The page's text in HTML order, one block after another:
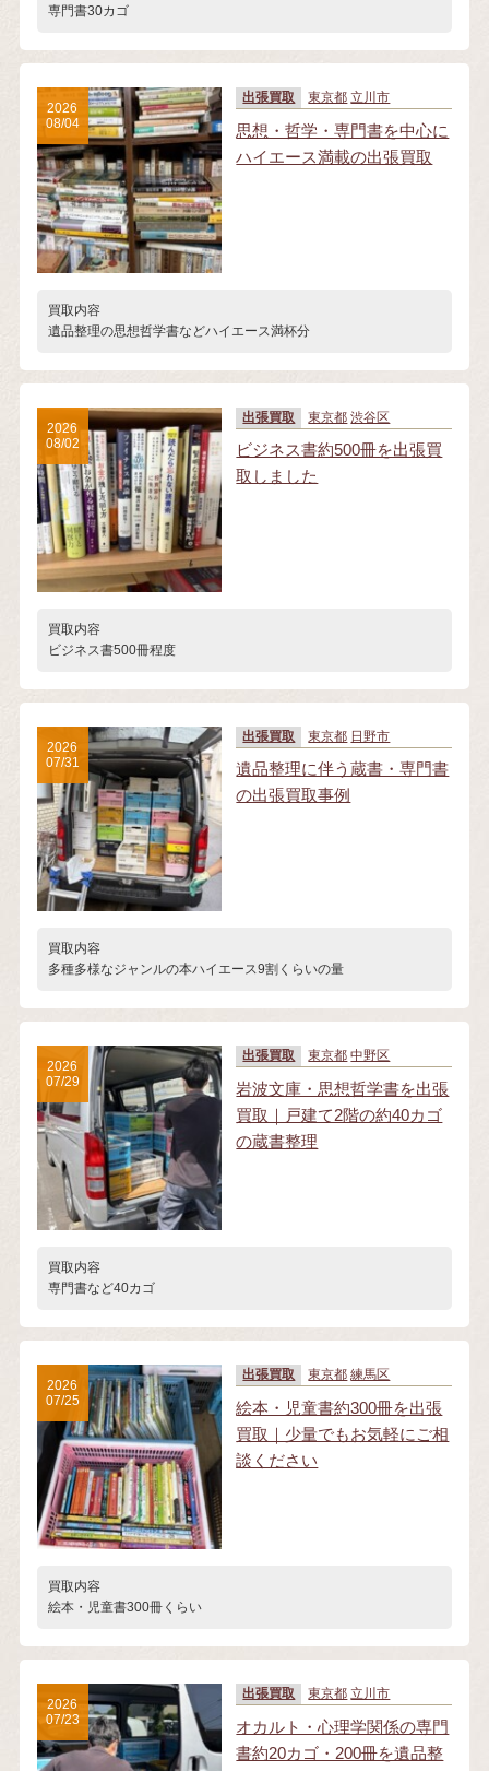
専門書30カゴ
出張買取 東京都 立川市
思想・哲学・専門書を中心に
ハイエース満載の出張買取
買取内容
遺品整理の思想哲学書などハイエース満杯分
2026
08/04
出張買取 東京都 渋谷区
ビジネス書約500冊を出張買
取しました
買取内容
ビジネス書500冊程度
2026
08/02
出張買取 東京都 日野市
遺品整理に伴う蔵書・専門書
の出張買取事例
買取内容
多種多様なジャンルの本ハイエース9割くらいの量
2026
07/31
出張買取 東京都 中野区
岩波文庫・思想哲学書を出張
買取｜戸建て2階の約40カゴ
の蔵書整理
買取内容
専門書など40カゴ
2026
07/29
出張買取 東京都 練馬区
絵本・児童書約300冊を出張
買取｜少量でもお気軽にご相
談ください
買取内容
絵本・児童書300冊くらい
2026
07/25
出張買取 東京都 立川市
オカルト・心理学関係の専門
書約20カゴ・200冊を遺品整
2026
07/23